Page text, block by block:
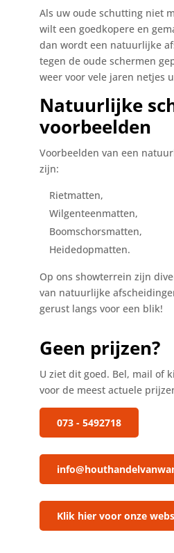
Als uw oude schutting niet
wilt een goedkopere en
dan wordt een natuurlijke
tegen de oude schermen
weer voor vele jaren netjes
Natuurlijke
voorbeelden
Voorbeelden van een
zijn:
Rietmatten,
Wilgenteenmatten,
Boomschorsmatten,
Heidedopmatten.
Op ons showterrein zijn
van natuurlijke
gerust langs voor een blik!
Geen prijzen?
U ziet dit goed. Bel, mail of
voor de meest actuele
073 - 5492718
Klik hier voor onze